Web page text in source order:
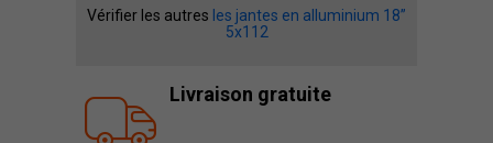
Vérifier les autres les jantes en alluminium 18”
5x112
Livraison gratuite